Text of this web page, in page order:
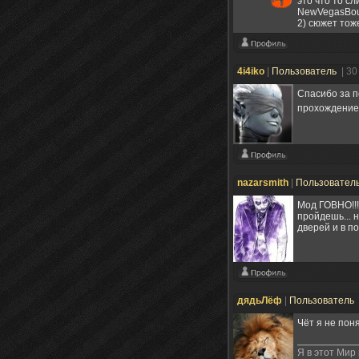
2) сюжет
4i4iko Пользователь
|
Спасибо за
nazarsmith
Мод
пройдешь...
дверей и в
дядьЛёф Пользователь
Чёт я не
Я в этот Мир